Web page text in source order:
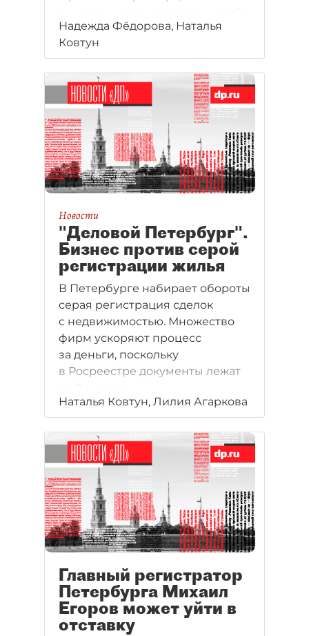
рынок регистрации с годовым
оборотом 1 млрд рублей.
Строители считают, что глава
петербургского Росреестра
заинтересован в сохранении
существующей системы.
Надежда Фёдорова, Наталья
Ковтун
Новости
"Деловой Петербург".
Бизнес против серой
регистрации жилья
В Петербурге набирает обороты
серая регистрация сделок
с недвижимостью. Множество
фирм ускоряют процесс
за деньги, поскольку
в Росреестре документы лежат
Наталья Ковтун, Лилия Агаркова
Главный регистратор
Петербурга Михаил
Егоров может уйти в
отставку